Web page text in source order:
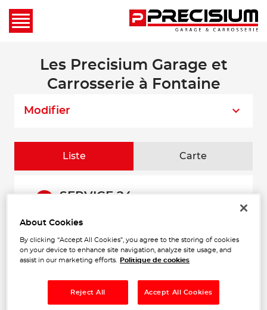
Les Precisium Garage et
Carrosserie à Fontaine
Modifier
Liste Carte
1.57 km
SERVICE 24
38360 SASSENAGE
17:30
Téléphone
Voir plus
About Cookies
By clicking “Accept All Cookies”, you agree to the storing of cookies
on your device to enhance site navigation, analyze site usage, and
assist in our marketing efforts.
Politique de cookies
Reject All Accept All Cookies